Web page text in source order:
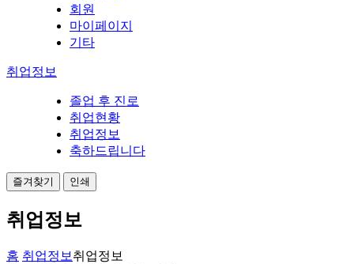
회원
마이페이지
기타
취업정보
졸업 후 진로
취업현황
취업정보
축하드립니다
즐겨찾기 인쇄
취업정보
홈 취업정보 취업정보